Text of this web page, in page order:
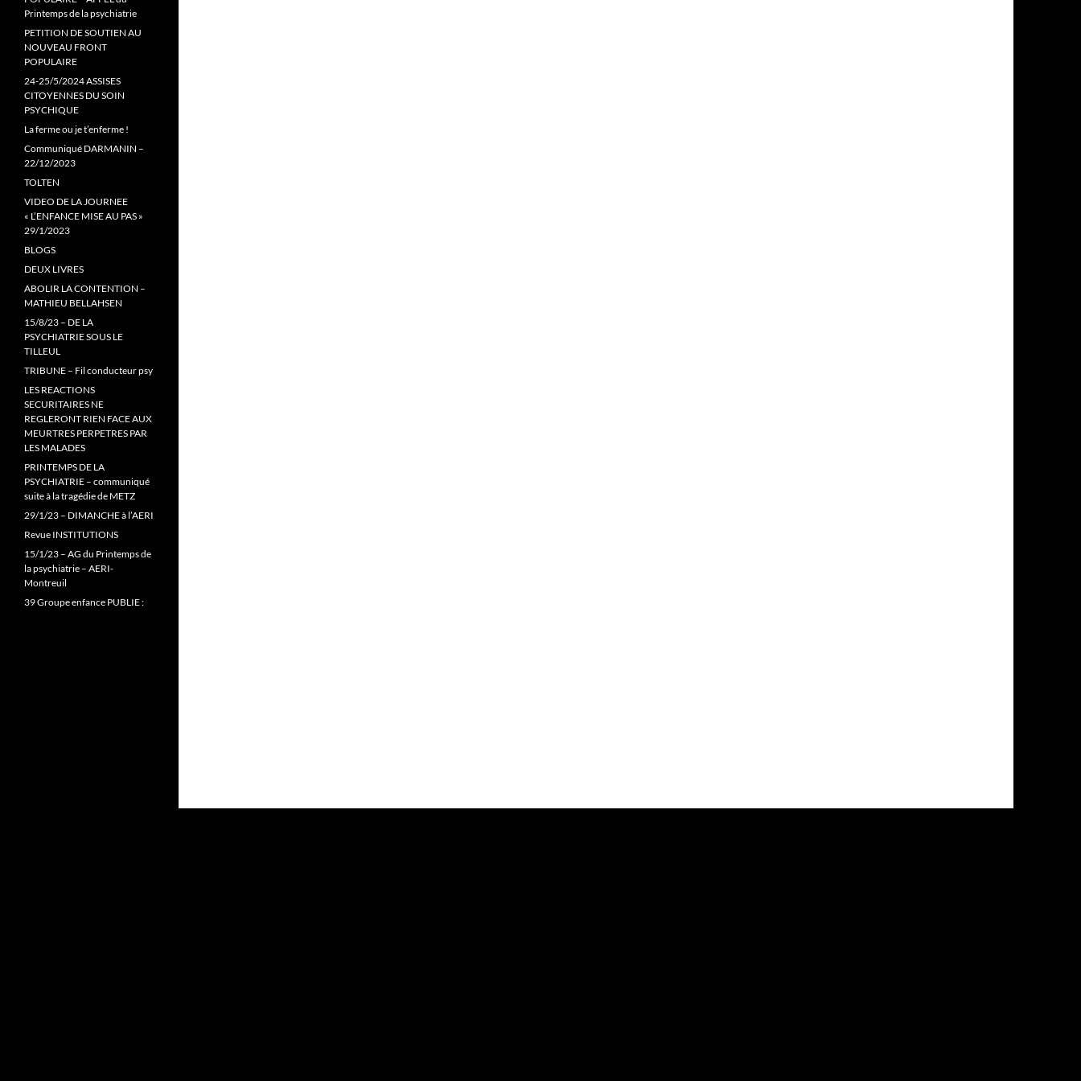
Printemps de la psychiatrie
PETITION DE SOUTIEN AU
NOUVEAU FRONT
POPULAIRE
24-25/5/2024 ASSISES
CITOYENNES DU SOIN
PSYCHIQUE
La ferme ou je t’enferme !
Communiqué DARMANIN –
22/12/2023
TOLTEN
VIDEO DE LA JOURNEE
« L’ENFANCE MISE AU PAS »
29/1/2023
BLOGS
DEUX LIVRES
ABOLIR LA CONTENTION –
MATHIEU BELLAHSEN
15/8/23 – DE LA
PSYCHIATRIE SOUS LE
TILLEUL
TRIBUNE – Fil conducteur psy
LES REACTIONS
SECURITAIRES NE
REGLERONT RIEN FACE AUX
MEURTRES PERPETRES PAR
LES MALADES
PRINTEMPS DE LA
PSYCHIATRIE – communiqué
suite à la tragédie de METZ
29/1/23 – DIMANCHE à l’AERI
Revue INSTITUTIONS
15/1/23 – AG du Printemps de
la psychiatrie – AERI-
Montreuil
39 Groupe enfance PUBLIE :